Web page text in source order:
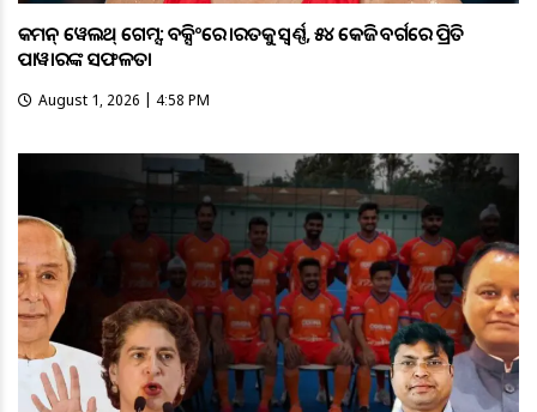
କମନ୍ ୱେଲଥ୍ ଗେମ୍ସ: ବକ୍ସିଂରେ ଭାରତକୁ ସ୍ବର୍ଣ୍ଣ, ୫୪ କେଜି ବର୍ଗରେ ପ୍ରିତି
ପାୱାରଙ୍କ ସଫଳତା
August 1, 2026 | 4:58 PM